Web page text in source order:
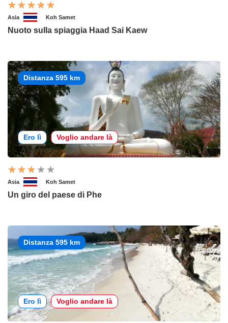
Asia Koh Samet
Nuoto sulla spiaggia Haad Sai Kaew
Distanza 595 km
Ero lì Voglio andare là
Asia Koh Samet
Un giro del paese di Phe
Distanza 595 km
Ero lì Voglio andare là